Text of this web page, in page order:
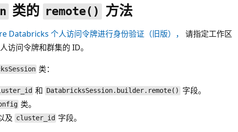
类的 remote() 方法
Databricks 个人访问令牌进行身份验证（旧版），
请指定工作区
访问令牌和群集的 ID。
类：
和 DatabricksSession.builder.remote()
字段。
类。
及 cluster_id 字段。